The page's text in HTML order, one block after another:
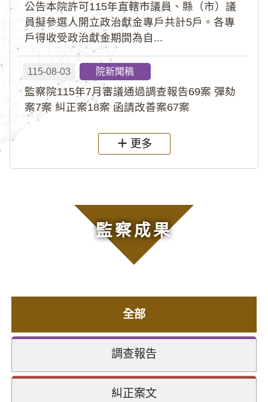
公告本院許可115年直轄市議員、縣（市）議
員擬參選人開立政治獻金專戶共計5戶。各專
戶得收受政治獻金期間為自...
115-08-03 院新聞稿
監察院115年7月審議通過調查報告69案 彈劾
案7案 糾正案18案 函請改善案67案
更多
監察成果
全部
調查報告
糾正案文